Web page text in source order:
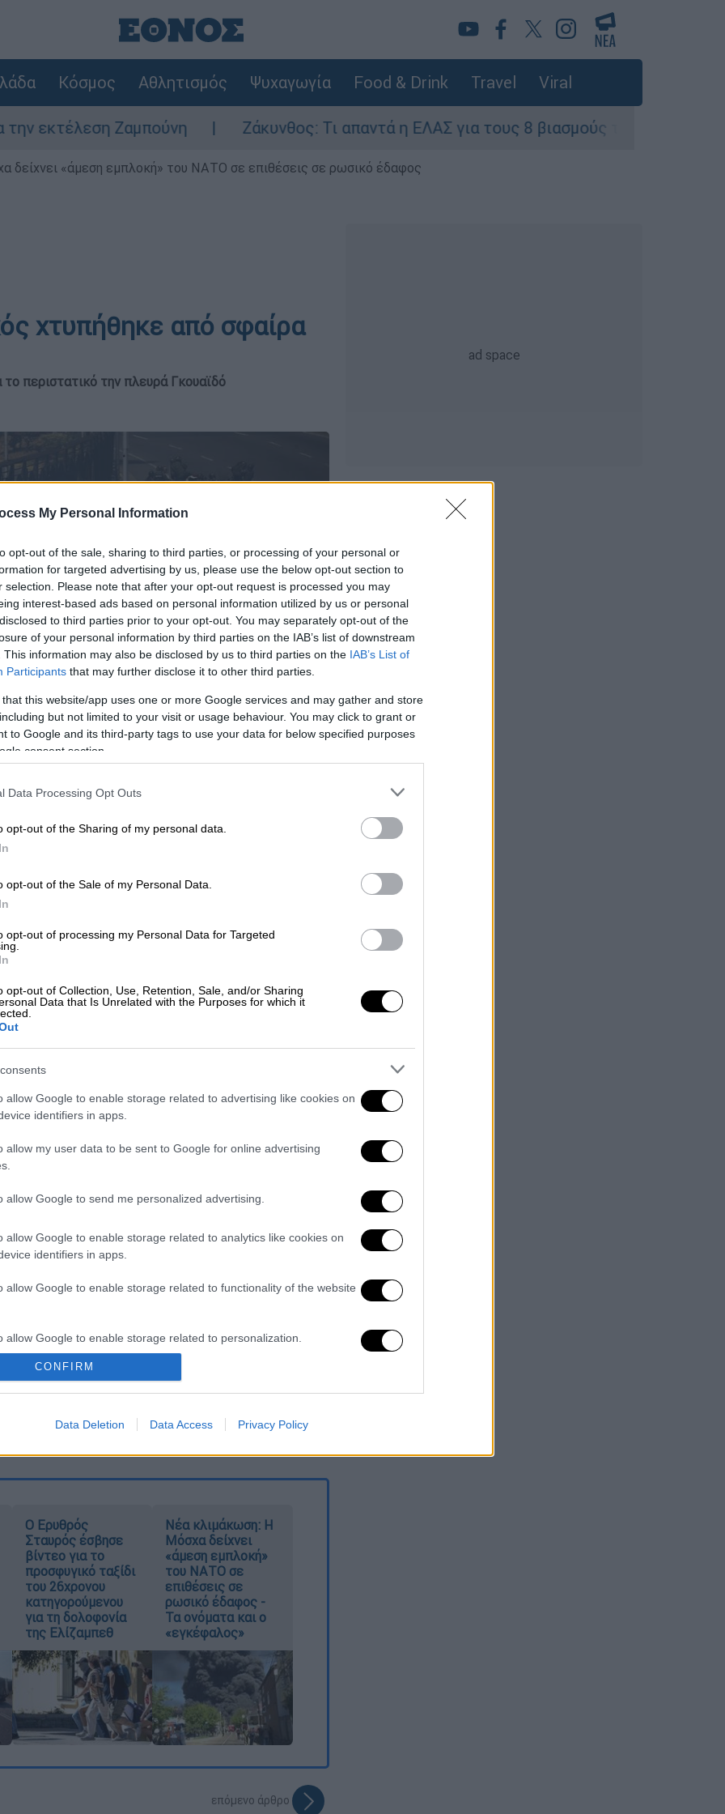
My Personal Information
opt-out of the sale, sharing to third parties, or processing of your personal or
for targeted advertising by us, please use the below opt-out section to
selection. Please note that after your opt-out request is processed you may
interest-based ads based on personal information utilized by us or personal
to third parties prior to your opt-out. You may separately opt-out of the
of your personal information by third parties on the IAB’s list of downstream
This information may also be disclosed by us to third parties on the IAB’s List of
Participants that may further disclose it to other third parties.
that this website/app uses one or more Google services and may gather and store
but not limited to your visit or usage behaviour. You may click to grant or
to Google and its third-party tags to use your data for below specified purposes
consent section.
Data Processing Opt Outs
opt-out of the Sharing of my personal data.
opt-out of the Sale of my Personal Data.
opt-out of processing my Personal Data for Targeted
opt-out of Collection, Use, Retention, Sale, and/or Sharing
Data that Is Unrelated with the Purposes for which it
allow Google to enable storage related to advertising like cookies on
identifiers in apps.
allow my user data to be sent to Google for online advertising
allow Google to send me personalized advertising.
allow Google to enable storage related to analytics like cookies on
identifiers in apps.
allow Google to enable storage related to functionality of the website
allow Google to enable storage related to personalization.
allow Google to enable storage related to security, including
functionality and fraud prevention, and other user protection.
CONFIRM
Data Deletion Data Access Privacy Policy
Κόσμος Αθλητισμός Ψυχαγωγία Food & Drink Travel Viral
Ζαμπούνη Ζάκυνθος: Τι απαντά η ΕΛΑΣ για τους 8 βιασμούς τουριστριών - «Μόνο
δείχνει «άμεση εμπλοκή» του ΝΑΤΟ σε επιθέσεις σε ρωσικό έδαφος
χτυπήθηκε από σφαίρα
περιστατικό την πλευρά Γκουαϊδό
Ο στρατηγός Βλαντίμιρ
του λογαριασμό στο twitter πως
πυρά σε κεντρικό αυτοκινητόδρομο
δέχθηκε σφαίρα στον λαιμό και
Ο Υπουργός Εθνικής Άμυνας της
πως την ευθύνη για την συγκεκριμένη
εξέλιξη βρίσκεται ηαπόπειρα
Μαδούρο.
ο Yerzon Jimenez Baez, επικεφαλής
πυροβολήθηκε στον λαιμό στον
τη στιγμή εισέρχεται στο
αντιπολίτευση».
la cual fue víctima el Cnel. Yerzon
del CZGNB-43, herido de bala a la
Francisco Fajardo. Al momento
a la dirigencia política de
Ο Ερυθρός
Σταυρός έσβησε
βίντεο για το
προσφυγικό ταξίδι
του 26χρονου
κατηγορούμενου
για τη δολοφονία
της Ελίζαμπεθ
Νέα κλιμάκωση: Η
Μόσχα δείχνει
«άμεση εμπλοκή»
του ΝΑΤΟ σε
επιθέσεις σε
ρωσικό έδαφος -
Τα ονόματα και ο
«εγκέφαλος»
επόμενο άρθρο